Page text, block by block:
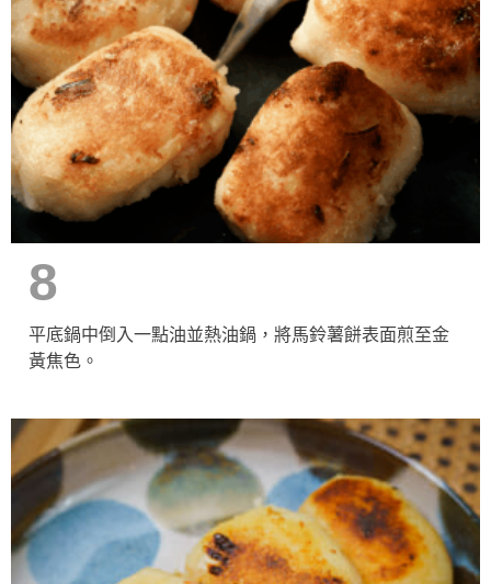
8
平底鍋中倒入一點油並熱油鍋，將馬鈴薯餅表面煎至金
黃焦色。